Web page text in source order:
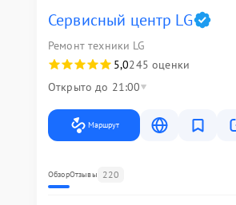
Сервисный центр LG
Ремонт техники LG
5,0245 оценки
Открыто до 21:00
Маршрут
ОбзорОтзывы 220